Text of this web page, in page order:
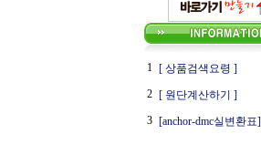
1
[ 상품검색요령 ]
2
[ 원단계산하기 ]
3
[anchor-dmc실변환표]